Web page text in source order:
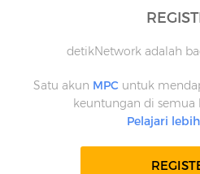
detikNetwork adalah
Satu akun MPC untuk
keuntungan di semua
Pelajari